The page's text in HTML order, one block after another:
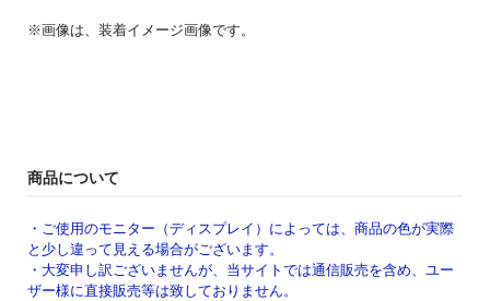
※画像は、装着イメージ画像です。
商品について
・ご使用のモニター（ディスプレイ）によっては、商品の色が実際
と少し違って見える場合がございます。
・大変申し訳ございませんが、当サイトでは通信販売を含め、ユー
ザー様に直接販売等は致しておりません。